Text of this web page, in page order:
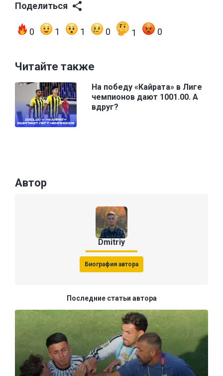
Поделиться
0 1 1 0 1 0
Читайте также
На победу «Кайрата» в Лиге
чемпионов дают 1001.00. А
вдруг?
Автор
Dmitriy
Биография автора
Последние статьи автора